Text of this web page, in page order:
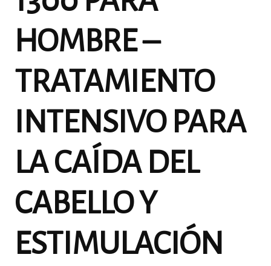
HOMBRE –
TRATAMIENTO
INTENSIVO PARA
LA CAÍDA DEL
CABELLO Y
ESTIMULACIÓN